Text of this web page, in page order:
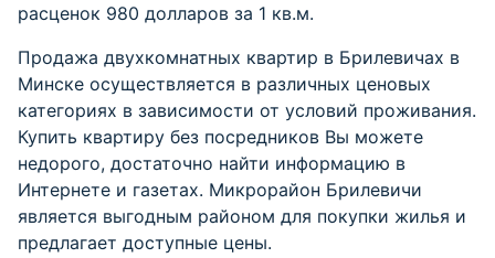
расценок 980 долларов за 1 кв.м.
Продажа двухкомнатных квартир в Брилевичах в
Минске осуществляется в различных ценовых
категориях в зависимости от условий проживания.
Купить квартиру без посредников Вы можете
недорого, достаточно найти информацию в
Интернете и газетах. Микрорайон Брилевичи
является выгодным районом для покупки жилья и
предлагает доступные цены.